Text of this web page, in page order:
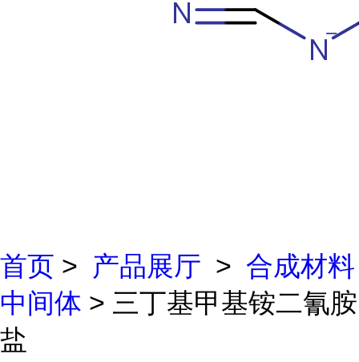
首页 > 产品展厅 > 合成材料
中间体 > 三丁基甲基铵二氰胺
盐